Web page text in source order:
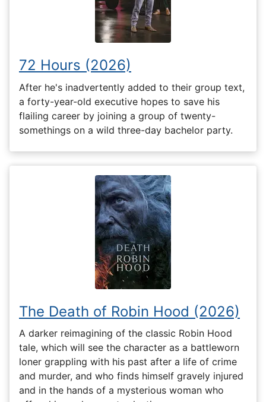
72 Hours (2026)
After he's inadvertently added to their group text,
a forty-year-old executive hopes to save his
flailing career by joining a group of twenty-
somethings on a wild three-day bachelor party.
The Death of Robin Hood (2026)
A darker reimagining of the classic Robin Hood
tale, which will see the character as a battleworn
loner grappling with his past after a life of crime
and murder, and who finds himself gravely injured
and in the hands of a mysterious woman who